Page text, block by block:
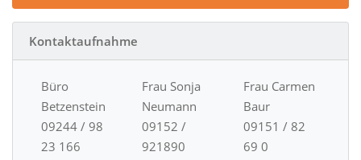
Kontaktaufnahme
Büro
Betzenstein
09244 / 98
23 166
Frau Sonja
Neumann
09152 /
921890
Frau Carmen
Baur
09151 / 82
69 0